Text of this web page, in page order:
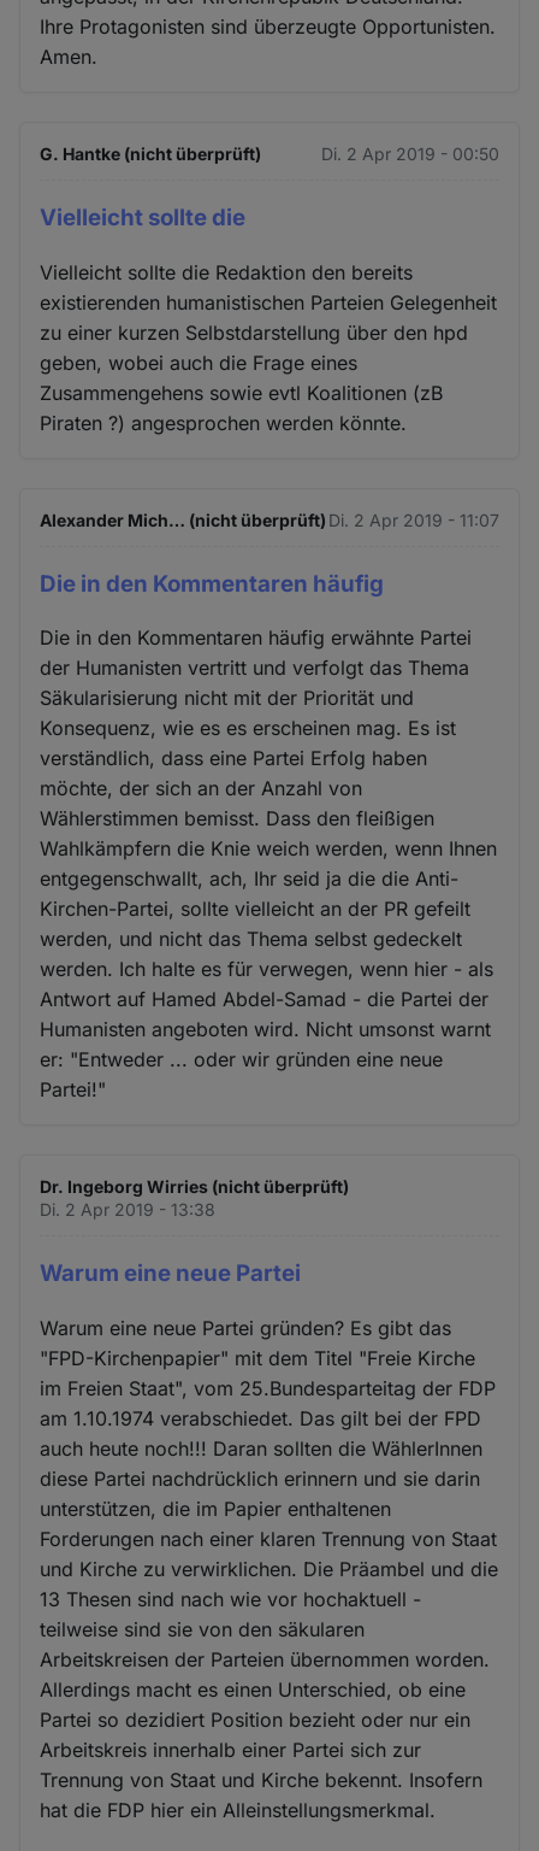
Ihre Protagonisten sind überzeugte Opportunisten.
Amen.
G. Hantke (nicht überprüft) Di. 2 Apr 2019 - 00:50
Vielleicht sollte die
Vielleicht sollte die Redaktion den bereits
existierenden humanistischen Parteien Gelegenheit
zu einer kurzen Selbstdarstellung über den hpd
geben, wobei auch die Frage eines
Zusammengehens sowie evtl Koalitionen (zB
Piraten ?) angesprochen werden könnte.
Alexander Mich… (nicht überprüft) Di. 2 Apr 2019 - 11:07
Die in den Kommentaren häufig
Die in den Kommentaren häufig erwähnte Partei
der Humanisten vertritt und verfolgt das Thema
Säkularisierung nicht mit der Priorität und
Konsequenz, wie es es erscheinen mag. Es ist
verständlich, dass eine Partei Erfolg haben
möchte, der sich an der Anzahl von
Wählerstimmen bemisst. Dass den fleißigen
Wahlkämpfern die Knie weich werden, wenn Ihnen
entgegenschwallt, ach, Ihr seid ja die die Anti-
Kirchen-Partei, sollte vielleicht an der PR gefeilt
werden, und nicht das Thema selbst gedeckelt
werden. Ich halte es für verwegen, wenn hier - als
Antwort auf Hamed Abdel-Samad - die Partei der
Humanisten angeboten wird. Nicht umsonst warnt
er: "Entweder ... oder wir gründen eine neue
Partei!"
Dr. Ingeborg Wirries (nicht überprüft)
Di. 2 Apr 2019 - 13:38
Warum eine neue Partei
Warum eine neue Partei gründen? Es gibt das
"FPD-Kirchenpapier" mit dem Titel "Freie Kirche
im Freien Staat", vom 25.Bundesparteitag der FDP
am 1.10.1974 verabschiedet. Das gilt bei der FPD
auch heute noch!!! Daran sollten die WählerInnen
diese Partei nachdrücklich erinnern und sie darin
unterstützen, die im Papier enthaltenen
Forderungen nach einer klaren Trennung von Staat
und Kirche zu verwirklichen. Die Präambel und die
13 Thesen sind nach wie vor hochaktuell -
teilweise sind sie von den säkularen
Arbeitskreisen der Parteien übernommen worden.
Allerdings macht es einen Unterschied, ob eine
Partei so dezidiert Position bezieht oder nur ein
Arbeitskreis innerhalb einer Partei sich zur
Trennung von Staat und Kirche bekennt. Insofern
hat die FDP hier ein Alleinstellungsmerkmal.